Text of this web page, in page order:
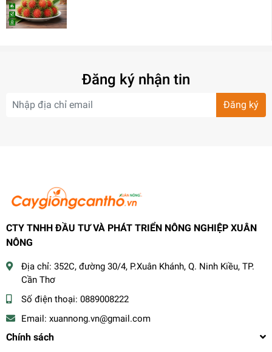
Đăng ký nhận tin
Đăng ký
CTY TNHH ĐẦU TƯ VÀ PHÁT TRIỂN NÔNG NGHIỆP XUÂN
NÔNG
Địa chỉ: 352C, đường 30/4, P.Xuân Khánh, Q. Ninh Kiều, TP.
Cần Thơ
Số điện thoại: 0889008222
Email: xuannong.vn@gmail.com
Chính sách